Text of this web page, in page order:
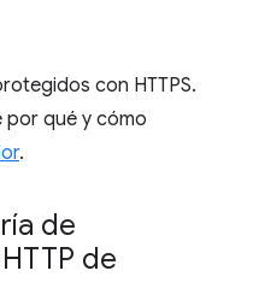
con HTTPS.
por qué y cómo
.
de
de